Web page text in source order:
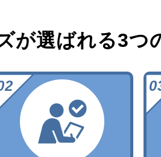
が選ばれる3つ